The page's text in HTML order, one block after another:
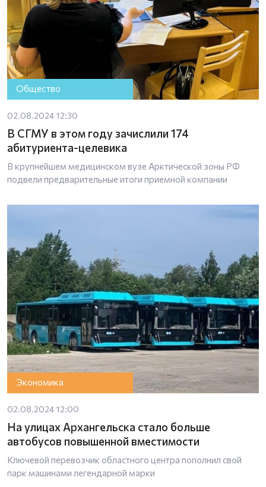
Общество
02.08.2024 12:30
В СГМУ в этом году зачислили 174
абитуриента-целевика
В крупнейшем медицинском вузе Арктической зоны РФ
подвели предварительные итоги приемной компании
Экономика
02.08.2024 12:00
На улицах Архангельска стало больше
автобусов повышенной вместимости
Ключевой перевозчик областного центра пополнил свой
парк машинами легендарной марки